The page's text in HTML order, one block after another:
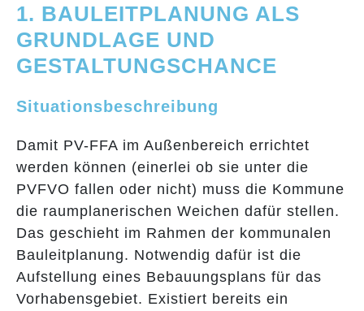
1. BAULEITPLANUNG ALS
GRUNDLAGE UND
GESTALTUNGSCHANCE
Situationsbeschreibung
Damit PV-FFA im Außenbereich errichtet
werden können (einerlei ob sie unter die
PVFVO fallen oder nicht) muss die Kommune
die raumplanerischen Weichen dafür stellen.
Das geschieht im Rahmen der kommunalen
Bauleitplanung. Notwendig dafür ist die
Aufstellung eines Bebauungsplans für das
Vorhabensgebiet. Existiert bereits ein